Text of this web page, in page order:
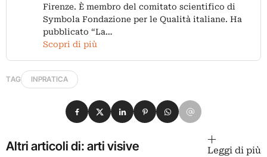
Firenze. È membro del comitato scientifico di
Symbola Fondazione per le Qualità italiane. Ha
pubblicato “La…
Scopri di più
TAG INPRATICA
Condividi su Facebook
Condividi su X
Condividi su LinkedIn
Condividi su Pinterest
Condividi su WhatsApp
Condividi su Email
Altri articoli di: arti visive Leggi di più